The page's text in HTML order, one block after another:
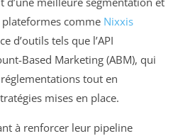
plateformes comme Nixxis
d’outils tels que l’API
Based Marketing (ABM), qui
tout en
mises en place.
à renforcer leur pipeline